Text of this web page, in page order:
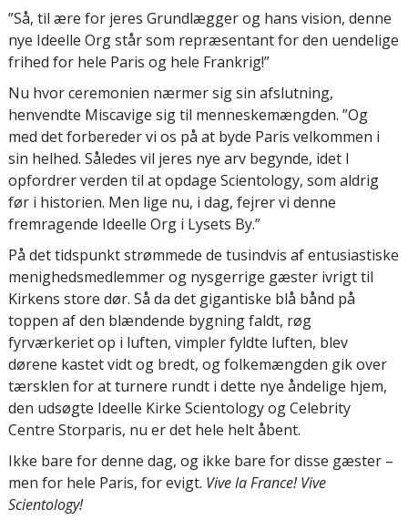
”Så, til ære for jeres Grundlægger og hans vision, denne
nye Ideelle Org står som repræsentant for den uendelige
frihed for hele Paris og hele Frankrig!”
Nu hvor ceremonien nærmer sig sin afslutning,
henvendte Miscavige sig til menneskemængden. ”Og
med det forbereder vi os på at byde Paris velkommen i
sin helhed. Således vil jeres nye arv begynde, idet I
opfordrer verden til at opdage Scientology, som aldrig
før i historien. Men lige nu, i dag, fejrer vi denne
fremragende Ideelle Org i Lysets By.”
På det tidspunkt strømmede de tusindvis af entusiastiske
menighedsmedlemmer og nysgerrige gæster ivrigt til
Kirkens store dør. Så da det gigantiske blå bånd på
toppen af den blændende bygning faldt, røg
fyrværkeriet op i luften, vimpler fyldte luften, blev
dørene kastet vidt og bredt, og folkemængden gik over
tærsklen for at turnere rundt i dette nye åndelige hjem,
den udsøgte Ideelle Kirke Scientology og Celebrity
Centre Storparis, nu er det hele helt åbent.
Ikke bare for denne dag, og ikke bare for disse gæster –
men for hele Paris, for evigt. Vive la France! Vive
Scientology!